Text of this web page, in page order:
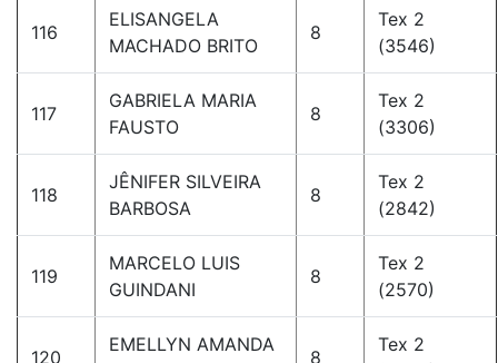
116
ELISANGELA
MACHADO BRITO
8
Tex 2
(3546)
117
GABRIELA MARIA
FAUSTO
8
Tex 2
(3306)
118
JÊNIFER SILVEIRA
BARBOSA
8
Tex 2
(2842)
119
MARCELO LUIS
GUINDANI
8
Tex 2
(2570)
120
EMELLYN AMANDA
8
Tex 2